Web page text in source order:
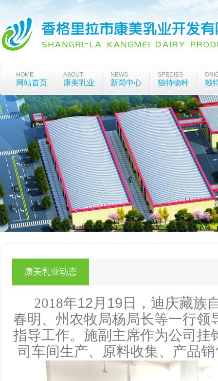
HOME
网站首页
ABOUT
康美乳业
NEWS
新闻中心
SPECIES
独特物种 独
康美乳业动态
2018年12 月 19 日，迪庆藏族
春明、州农牧局杨局长等一行领
指导工作。施副主席作为公司挂
司车间生产、原料收集、